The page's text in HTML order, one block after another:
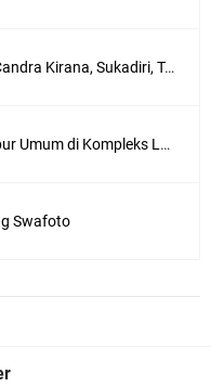
Kolam Pemancingan Bawing Candra Kirana, Sukadiri, Tangerang
Rumah Pos Komando dan Dapur Umum di Kompleks Lubang Buaya Jakarta
Swafoto